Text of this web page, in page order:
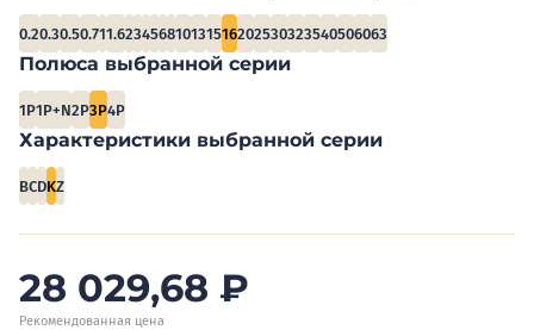
0.20.30.50.711.623456810131516202530323540506063
Полюса выбранной серии
1P1P+N2P3P4P
Характеристики выбранной серии
BCDKZ
28 029,68 ₽
Рекомендованная цена